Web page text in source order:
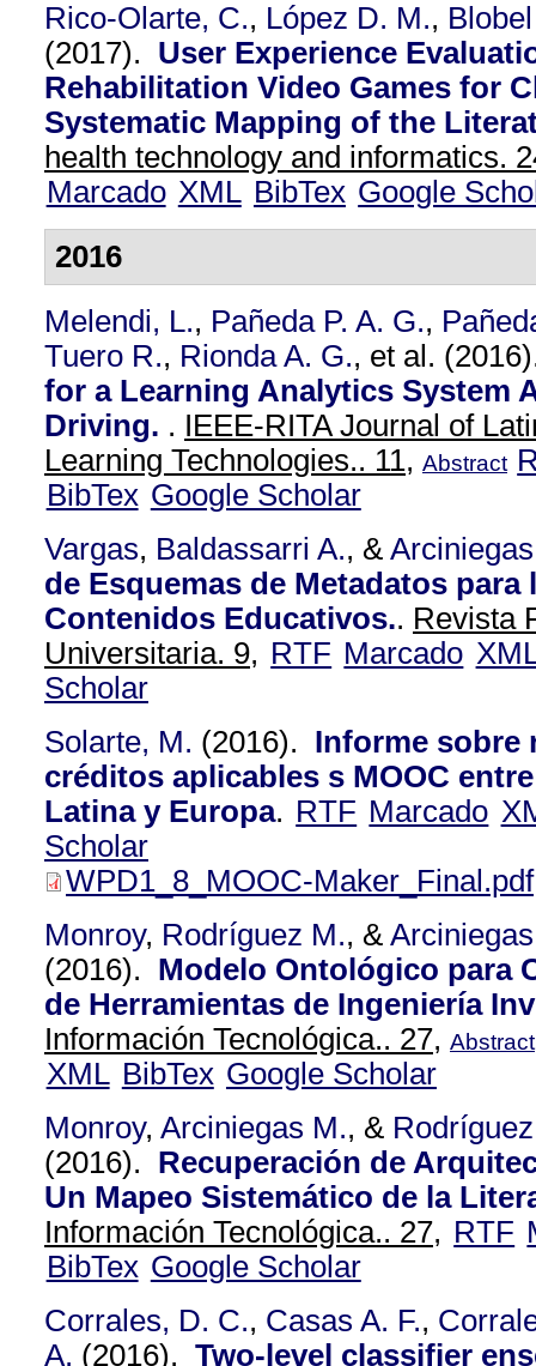
Rico-Olarte, C., López D. M.,
(2017). User Experience
Rehabilitation Video Games for
Systematic Mapping of the
health technology and informatics.
Marcado XML BibTex Google
2016
Melendi, L., Pañeda P. A. G.,
Tuero R., Rionda A. G., et al.
for a Learning Analytics System
Driving. . IEEE-RITA Journal of
Learning Technologies.. 11, Abstract
BibTex Google Scholar
Vargas, Baldassarri A., &
de Esquemas de Metadatos para
Contenidos Educativos.. Revista
Universitaria. 9, RTF Marcado
Scholar
Solarte, M. (2016). Informe sobre
créditos aplicables s MOOC
Latina y Europa. RTF Marcado
Scholar
WPD1_8_MOOC-Maker_Final.pdf
Monroy, Rodríguez M., &
(2016). Modelo Ontológico para
de Herramientas de Ingeniería
Información Tecnológica.. 27, Abstract
XML BibTex Google Scholar
Monroy, Arciniegas M., &
(2016). Recuperación de
Un Mapeo Sistemático de la
Información Tecnológica.. 27, RTF
BibTex Google Scholar
Corrales, D. C., Casas A. F.,
A. (2016). Two-level classifier